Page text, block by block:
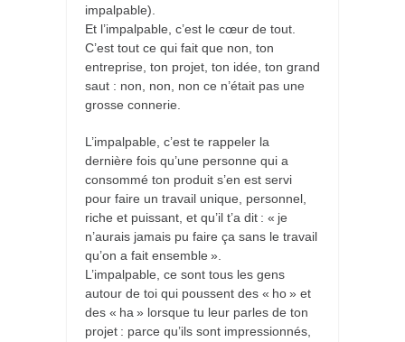
impalpable).
Et l’impalpable, c’est le cœur de tout.
C’est tout ce qui fait que non, ton
entreprise, ton projet, ton idée, ton grand
saut : non, non, non ce n’était pas une
grosse connerie.
L’impalpable, c’est te rappeler la
dernière fois qu’une personne qui a
consommé ton produit s’en est servi
pour faire un travail unique, personnel,
riche et puissant, et qu’il t’a dit : « je
n’aurais jamais pu faire ça sans le travail
qu’on a fait ensemble ».
L’impalpable, ce sont tous les gens
autour de toi qui poussent des « ho » et
des « ha » lorsque tu leur parles de ton
projet : parce qu’ils sont impressionnés,